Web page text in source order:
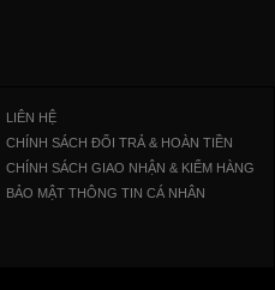
LIÊN HỆ
CHÍNH SÁCH ĐỔI TRẢ & HOÀN TIỀN
CHÍNH SÁCH GIAO NHẬN & KIỂM HÀNG
BẢO MẬT THÔNG TIN CÁ NHÂN